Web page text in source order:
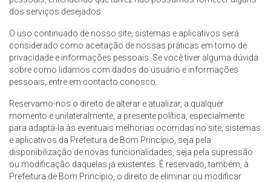
dos serviços desejados.
O uso continuado de nosso site, sistemas e aplicativos será
considerado como aceitação de nossas práticas em torno de
privacidade e informações pessoais. Se você tiver alguma dúvida
sobre como lidamos com dados do usuário e informações
pessoais, entre em contacto conosco.
Reservamo-nos o direito de alterar e atualizar, a qualquer
momento e unilateralmente, a presente política, especialmente
para adaptá-la às eventuais melhorias ocorridas no site, sistemas
e aplicativos da Prefeitura de Bom Princípio, seja pela
disponibilização de novas funcionalidades, seja pela supressão
ou modificação daquelas já existentes. É reservado, também, à
Prefeitura de Bom Princípio, o direito de eliminar ou modificar